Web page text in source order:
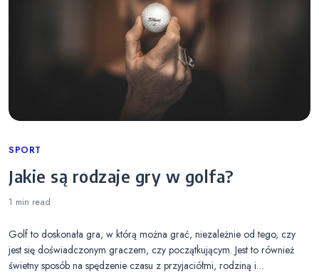
Categories
SPORT
Jakie są rodzaje gry w golfa?
1 min read
Golf to doskonała gra, w którą można grać, niezależnie od tego, czy
jest się doświadczonym graczem, czy początkującym. Jest to również
świetny sposób na spędzenie czasu z przyjaciółmi, rodziną i…